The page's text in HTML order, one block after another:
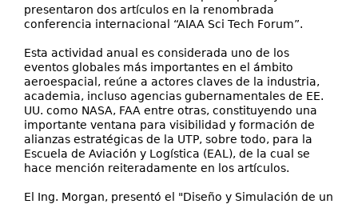
presentaron dos artículos en la renombrada
conferencia internacional “AIAA Sci Tech Forum”.
Esta actividad anual es considerada uno de los
eventos globales más importantes en el ámbito
aeroespacial, reúne a actores claves de la industria,
academia, incluso agencias gubernamentales de EE.
UU. como NASA, FAA entre otras, constituyendo una
importante ventana para visibilidad y formación de
alianzas estratégicas de la UTP, sobre todo, para la
Escuela de Aviación y Logística (EAL), de la cual se
hace mención reiteradamente en los artículos.
El Ing. Morgan, presentó el "Diseño y Simulación de un